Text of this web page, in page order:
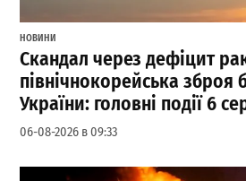
НОВИНИ
Скандал через дефіцит
північнокорейська зброя
України: головні події 6
06-08-2026 в 09:33